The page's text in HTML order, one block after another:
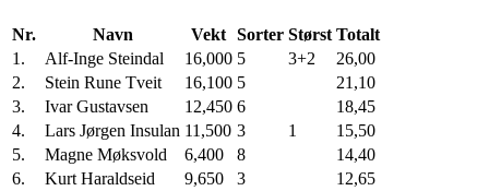
Nr. Navn Vekt Sorter Størst Totalt
1.
Alf-Inge Steindal 16,000 5 3+2
26,00
2.
Stein Rune Tveit 16,100 5
21,10
3.
Ivar Gustavsen 12,450 6
18,45
4.
Lars Jørgen Insulan 11,500 3 1
15,50
5.
Magne Møksvold 6,400 8
14,40
6.
Kurt Haraldseid 9,650 3
12,65